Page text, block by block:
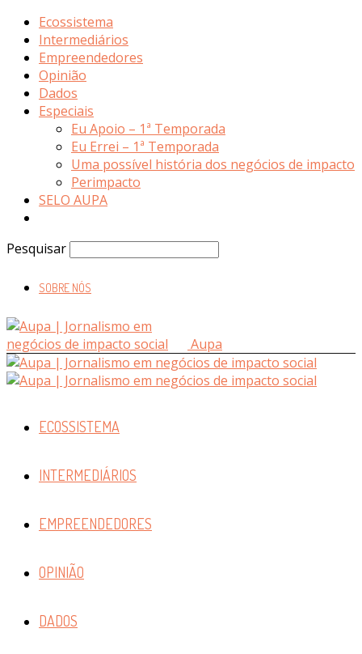
Ecossistema
Intermediários
Empreendedores
Opinião
Dados
Especiais
Eu Apoio – 1ª Temporada
Eu Errei – 1ª Temporada
Uma possível história dos negócios de impacto
Perimpacto
SELO AUPA
Pesquisar
SOBRE NÓS
Aupa
ECOSSISTEMA
INTERMEDIÁRIOS
EMPREENDEDORES
OPINIÃO
DADOS